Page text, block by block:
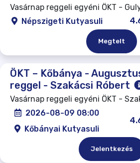
Vasárnap reggeli egyéni ÖKT -
Népszigeti Kutyasuli
Megtelt
ÖKT – Kőbánya -
reggel - Szakácsi Róbert
Vasárnap reggeli egyéni ÖKT -
2026-08-09 08:00
Kőbányai Kutyasuli
Jelentkezés